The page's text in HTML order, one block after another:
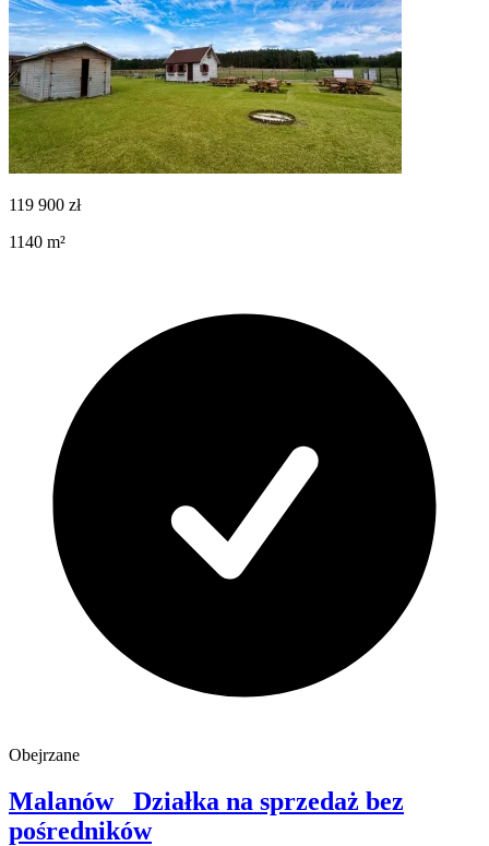
119 900 zł
1140 m²
Obejrzane
Malanów Działka na sprzedaż bez
pośredników